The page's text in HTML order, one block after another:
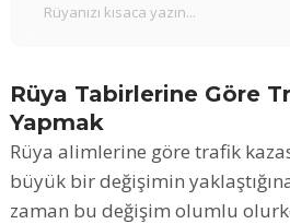
Rüya Tabirlerine Göre
Yapmak
Rüya alimlerine göre trafik
büyük bir değişimin
zaman bu değişim olumlu